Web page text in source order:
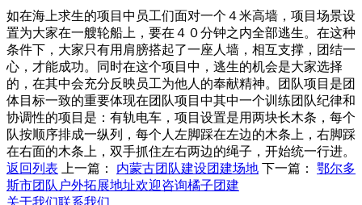
如在海上求生的项目中员工们面对一个４米高墙，项目场景设
置为大家在一艘轮船上，要在４０分钟之内全部逃生。在这种
条件下，大家只有用肩膀搭起了一座人墙，相互支撑，团结一
心，才能成功。同时在这个项目中，逃生的机会是大家选择
的，在其中会充分反映员工为他人的奉献精神。团队项目是团
体目标一致的重要体现在团队项目中其中一个训练团队纪律和
协调性的项目是：有轨电车，项目设置是用两块长木条，每个
队按顺序排成一纵列，每个人左脚踩在左边的木条上，右脚踩
在右面的木条上，双手抓住左右两边的绳子，开始统一行进。
返回列表
上一篇： 内蒙古团队建设团建场地 下一篇： 鄂尔多
斯市团队户外拓展地址欢迎咨询橘子团建
关于我们联系我们